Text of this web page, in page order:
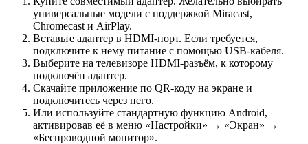
универсальные модели с поддержкой Miracast,
Chromecast и AirPlay.
Вставьте адаптер в HDMI-порт. Если требуется,
подключите к нему питание с помощью USB-кабеля.
Выберите на телевизоре HDMI-разъём, к которому
подключён адаптер.
Скачайте приложение по QR-коду на экране и
подключитесь через него.
Или используйте стандартную функцию Android,
активировав её в меню «Настройки» → «Экран» →
«Беспроводной монитор».